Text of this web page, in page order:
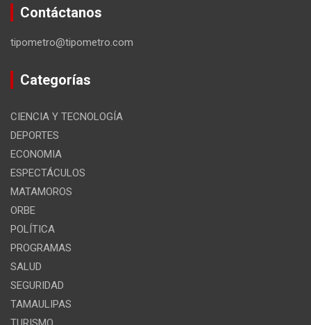
Contáctanos
tipometro@tipometro.com
Categorías
CIENCIA Y TECNOLOGÍA
DEPORTES
ECONOMIA
ESPECTÁCULOS
MATAMOROS
ORBE
POLÍTICA
PROGRAMAS
SALUD
SEGURIDAD
TAMAULIPAS